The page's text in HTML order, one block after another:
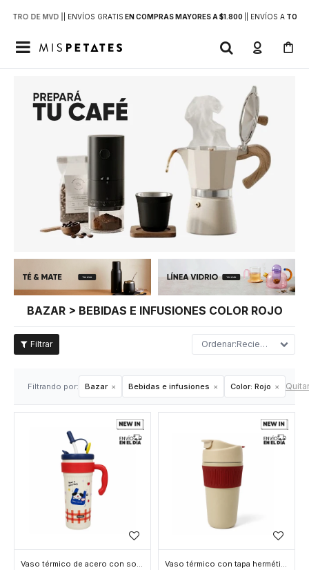
DE MVD | | ENVÍOS GRATIS EN COMPRAS MAYORES A $1.800 | ENVÍOS ATODO

BAZAR > BEBIDAS E INFUSIONES COLOR ROJO
Recientes
Filtrando por: Bazar Bebidas e infusiones Color: Rojo
Vaso térmico de acero con sorbito y tapita 750ml - Rojo Vaso térmico con tapa hermética 450ml - Rojo